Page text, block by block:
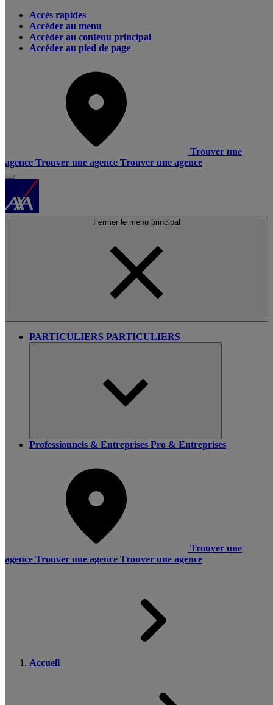
Accès rapides
Accéder au menu
Accéder au contenu principal
Accéder au pied de page
Trouver une
agence Trouver une agence Trouver une agence
Fermer le menu principal
PARTICULIERS PARTICULIERS
Professionnels & Entreprises Pro & Entreprises
Trouver une
agence Trouver une agence Trouver une agence
Accueil